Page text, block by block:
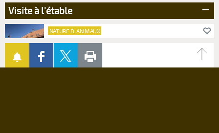
Visite à l'étable
NATURE & ANIMAUX
Hof zur Linde: Stallvisite
AttiswilAUF
FACEBOOK
TEILEN
AUF
TWITTER
TEILEN